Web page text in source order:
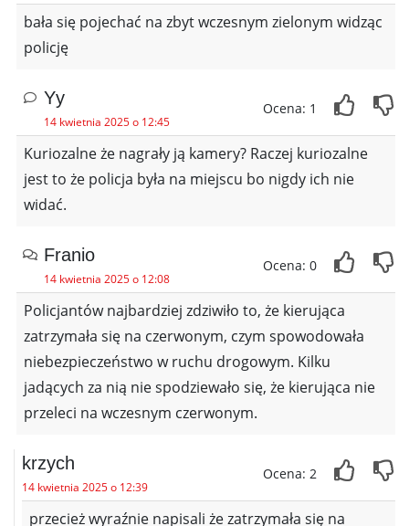
bała się pojechać na zbyt wczesnym zielonym widząc
policję
Yy
14 kwietnia 2025 o 12:45
Ocena: 1
Kuriozalne że nagrały ją kamery? Raczej kuriozalne
jest to że policja była na miejscu bo nigdy ich nie
widać.
Franio
14 kwietnia 2025 o 12:08
Ocena: 0
Policjantów najbardziej zdziwiło to, że kierująca
zatrzymała się na czerwonym, czym spowodowała
niebezpieczeństwo w ruchu drogowym. Kilku
jadących za nią nie spodziewało się, że kierująca nie
przeleci na wczesnym czerwonym.
krzych
14 kwietnia 2025 o 12:39
Ocena: 2
przecież wyraźnie napisali że zatrzymała się na